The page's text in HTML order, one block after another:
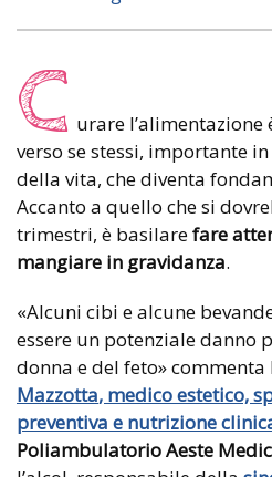
C urare
verso se stessi, importante
della vita, che diventa
Accanto a quello che si
trimestri, è basilarefare
mangiare in gravidanza.
«Alcuni cibi e alcune
essere un potenziale danno
donna e del feto» commenta
Mazzotta, medico estetico,
preventiva e nutrizione
Poliambulatorio Aeste